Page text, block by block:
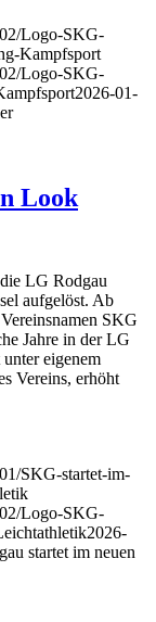
Logo-SKG-
Kampfsport
Logo-SKG-
2026-01-
Look
LG Rodgau
aufgelöst. Ab
SKG
Jahre in der LG
eigenem
Vereins, erhöht
SKG-startet-im-
Logo-SKG-
2026-
startet im neuen